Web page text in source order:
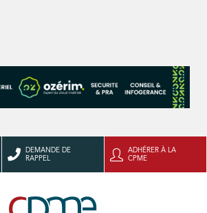
DEMANDE DE
RAPPEL
ADHÉRER À LA
CPME